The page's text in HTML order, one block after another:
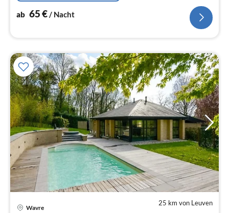
ab 65€/ Nacht
25 km von Leuven
Wavre